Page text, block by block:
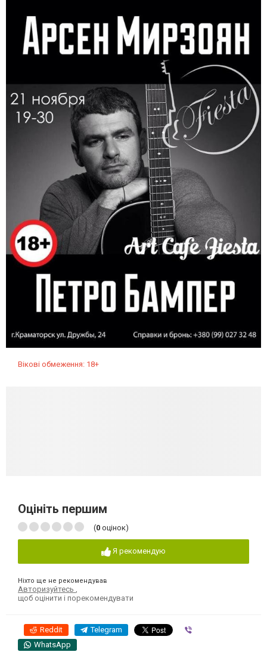
Вікові обмеження: 18+
Оцініть першим
(0 оцінок)
Я рекомендую
Ніхто ще не рекомендував
Авторизуйтесь
щоб оцінити і порекомендувати
Reddit Telegram
WhatsApp